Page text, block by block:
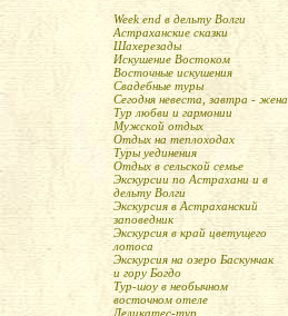
Week end в дельту Волги
Астраханские сказки
Шахерезады
Искушение Востоком
Восточные искушения
Свадебные туры
Сегодня невеста, завтра - жена
Тур любви и гармонии
Мужской отдых
Отдых на теплоходах
Туры уединения
Отдых в сельской семье
Экскурсии по Астрахани и в
дельту Волги
Экскурсия в Астраханский
заповедник
Экскурсия в край цветущего
лотоса
Экскурсия на озеро Баскунчак
и гору Богдо
Тур-шоу в необычном
восточном отеле
Деликатес-тур